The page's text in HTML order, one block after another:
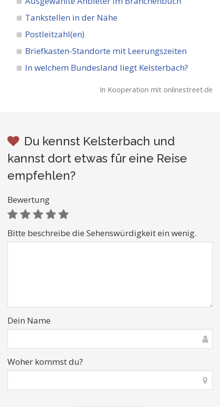
Tankstellen in der Nähe
Postleitzahl(en)
Briefkasten-Standorte mit Leerungszeiten
In welchem Bundesland liegt Kelsterbach?
In Kooperation mit onlinestreet.de
Du kennst Kelsterbach und
kannst dort etwas für eine Reise
empfehlen?
Bewertung
Bitte beschreibe die Sehenswürdigkeit ein wenig.
Dein Name
Woher kommst du?